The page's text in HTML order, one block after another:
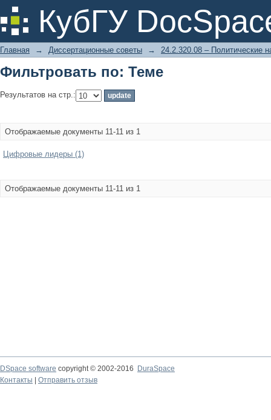
КубГУ
Фильтровать по: Теме
Главная → Диссертационные советы → 24.2.320.08 – Политические
Фильтровать по: Теме
Результатов на стр.:
Отображаемые документы 11-11 из 1
Цифровые лидеры (1)
Отображаемые документы 11-11 из 1
DSpace software copyright © 2002-2016
DuraSpace
Контакты
Отправить отзыв